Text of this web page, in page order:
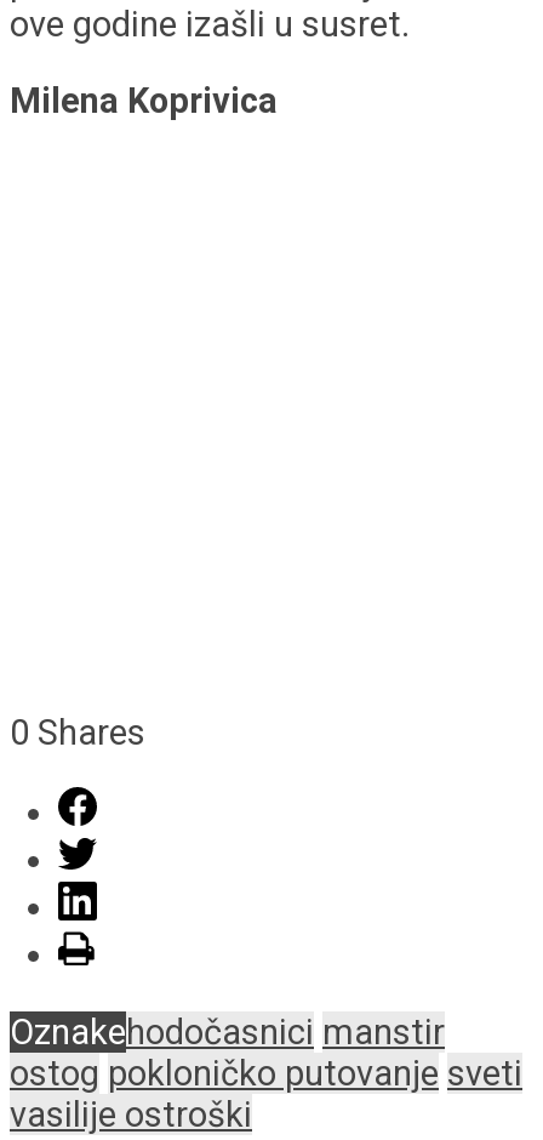
ove godine izašli u susret.
Milena Koprivica
0 Shares
Oznakehodočasnici manstir
ostog pokloničko putovanje sveti
vasilije ostroški